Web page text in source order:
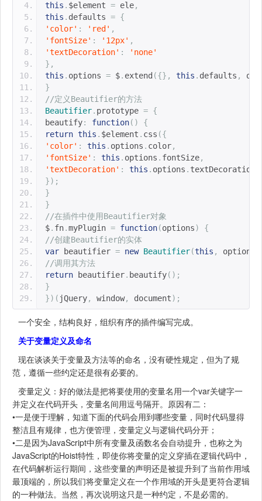
this . $element = ele,
this . defaults = {
'color' : 'red' ,
'fontSize' : '12px' ,
'textDecoration' :
'none'
},
this . options = $. extend ({}, this . defaults , opt
}
//定义Beautifier的方法
Beautifier. prototype = {
beautify: function()
{
return this . $element . css ({
'color' : this . options . color,
'fontSize' : this . options . fontSize,
'textDecoration' : this . options . textDecoration
});
}
}
//在插件中使用Beautifier对象
$. fn.myPlugin = function(options)
{
//创建Beautifier的实体
var beautifier = new Beautifier(this , options
//调用其方法
return beautifier. beautify();
}
})( jQuery, window, document);
一个安全，结构良好，组织有序的插件编写完成。
关于变量定义及命名
现在谈谈关于变量及方法等的命名，没有硬性规定，但为了规
范，遵循一些约定还是很有必要的。
变量定义：好的做法是把将要使用的变量名用一个var关键字一
并定义在代码开头，变量名间用逗号隔开。原因有二：
•一是便于理解，知道下面的代码会用到哪些变量，同时代码显得
整洁且有规律，也方便管理，变量定义与逻辑代码分开；
•二是因为JavaScript中所有变量及函数名会自动提升，也称之为
JavaScript的Hoist特性，即使你将变量的定义穿插在逻辑代码中，
在代码解析运行期间，这些变量的声明还是被提升到了当前作用域
最顶端的，所以我们将变量定义在一个作用域的开头是更符合逻辑
的一种做法。当然，再次说明这只是一种约定，不是必需的。